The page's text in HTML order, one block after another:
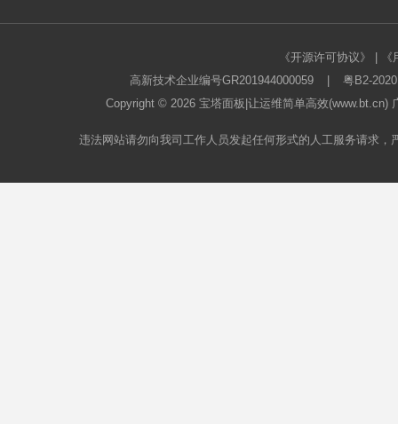
《开源许可协议》
高新技术企业编号GR201944000059
粤B2-
Copyright © 2026 宝塔面板 |让运维简单高效
违法网站请勿向我司工作人员发起任何形式的人工服务请求，